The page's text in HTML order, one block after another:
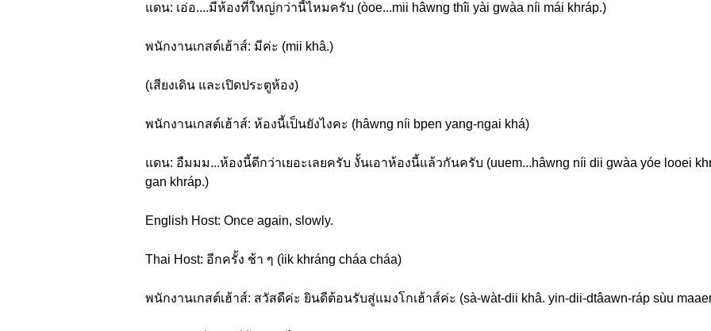
แดน: เอ่อ....มีห้องที่ใหญ่กว่านี้ไหมครับ (òoe...mii hâwng thîi yài gwàa níi mái khráp.)
พนักงานเกสต์เฮ้าส์: มีค่ะ (mii khâ.)
(เสียงเดิน และเปิดประตูห้อง)
พนักงานเกสต์เฮ้าส์: ห้องนี้เป็นยังไงคะ (hâwng níi bpen yang-ngai khá)
แดน: อืมมม...ห้องนี้ดีกว่าเยอะเลยครับ งั้นเอาห้องนี้แล้วกันครับ (uuem...hâwng níi dii gwàa yóe looei
gan khráp.)
English Host: Once again, slowly.
Thai Host: อีกครั้ง ช้า ๆ (ìik khráng cháa cháa)
พนักงานเกสต์เฮ้าส์: สวัสดีค่ะ ยินดีต้อนรับสู่แมงโกเฮ้าส์ค่ะ (sà-wàt-dii khâ. yin-dii-dtâawn-ráp sùu